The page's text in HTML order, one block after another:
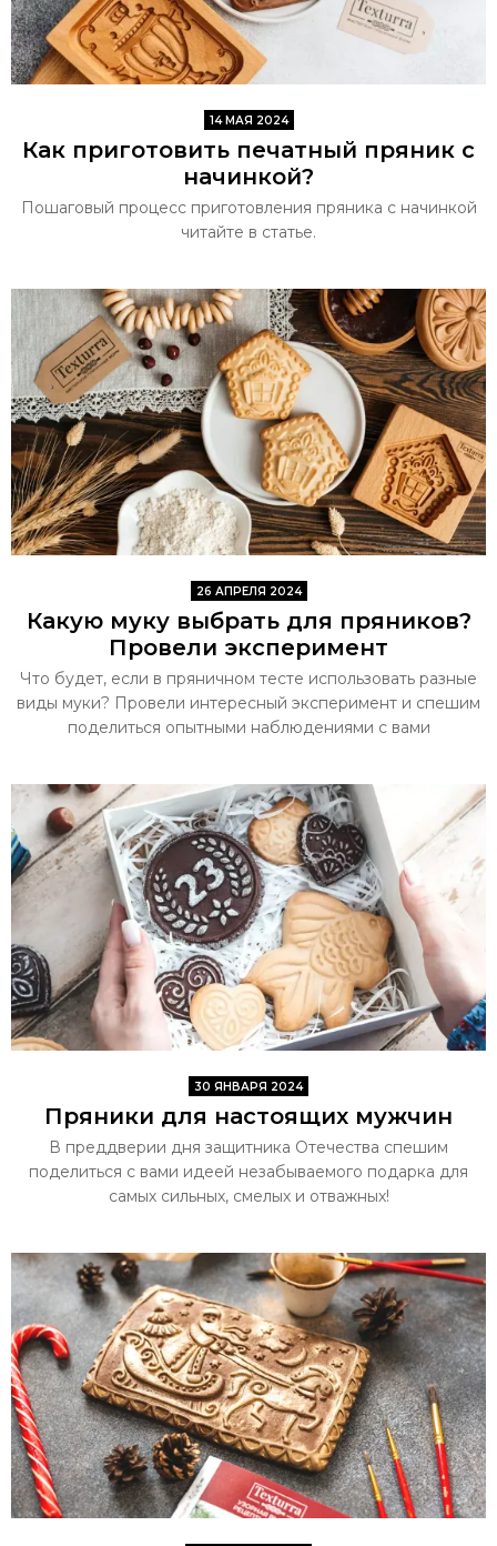
14 МАЯ 2024
Как приготовить печатный пряник с
начинкой?
Пошаговый процесс приготовления пряника с начинкой
читайте в статье.
26 АПРЕЛЯ 2024
Какую муку выбрать для пряников?
Провели эксперимент
Что будет, если в пряничном тесте использовать разные
виды муки? Провели интересный эксперимент и спешим
поделиться опытными наблюдениями с вами
30 ЯНВАРЯ 2024
Пряники для настоящих мужчин
В преддверии дня защитника Отечества спешим
поделиться с вами идеей незабываемого подарка для
самых сильных, смелых и отважных!